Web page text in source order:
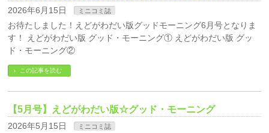
2026年6月15日 ミニコミ誌
お待たしました！えどがわだい版グッドモーニング6月号となりま
す！ えどがわだい版 グッド・モーニング① えどがわだい版 グッ
ド・モーニング②
この記事を読む
【5月号】えどがわだい版☆グッド・モーニング
2026年5月15日 ミニコミ誌